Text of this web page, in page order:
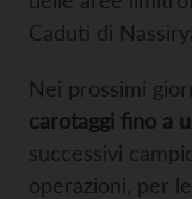
Caduti di
Nei prossimi
carotaggi fino a
successivi
operazioni, per